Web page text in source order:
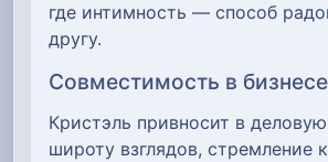
где интимность — способ
другу.
Совместимость в бизнесе
Кристэль привносит в
широту взглядов, стремление